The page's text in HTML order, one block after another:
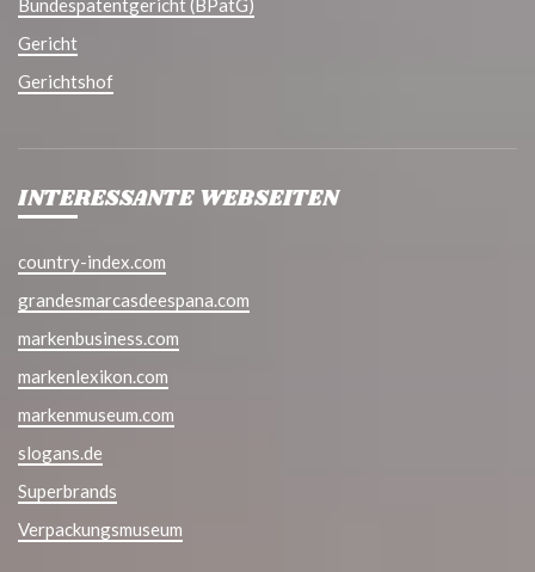
Bundespatentgericht (BPatG)
Gericht
Gerichtshof
INTERESSANTE WEBSEITEN
country-index.com
grandesmarcasdeespana.com
markenbusiness.com
markenlexikon.com
markenmuseum.com
slogans.de
Superbrands
Verpackungsmuseum